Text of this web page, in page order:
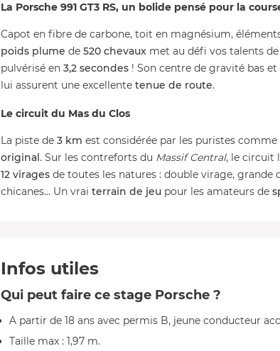
La Porsche 991 GT3 RS, un bolide pensé pour la
Capot en fibre de carbone, toit en magnésium,
poids plume de 520 chevaux met au défi vos talents
pulvérisé en 3,2 secondes ! Son centre de gravité bas et
lui assurent une excellente tenue de route.
Le circuit du Mas du Clos
La piste de 3 km est considérée par les puristes
original. Sur les contreforts du Massif Central, le circuit
12 virages de toutes les natures : double virage, grande
chicanes... Un vrai terrain de jeu pour les amateurs de
Infos utiles
Qui peut faire ce stage Porsche ?
A partir de 18 ans avec permis B, jeune conducteur
Taille max : 1,97 m.